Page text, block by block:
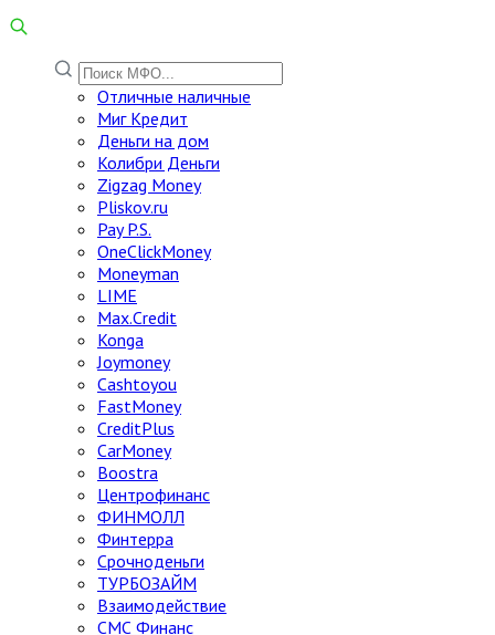
Отличные наличные
Миг Кредит
Деньги на дом
Колибри Деньги
Zigzag Money
Pliskov.ru
Pay P.S.
OneClickMoney
Moneyman
LIME
Max.Credit
Konga
Joymoney
Cashtoyou
FastMoney
CreditPlus
CarMoney
Boostra
Центрофинанс
ФИНМОЛЛ
Финтерра
Срочноденьги
ТУРБОЗАЙМ
Взаимодействие
СМС Финанс